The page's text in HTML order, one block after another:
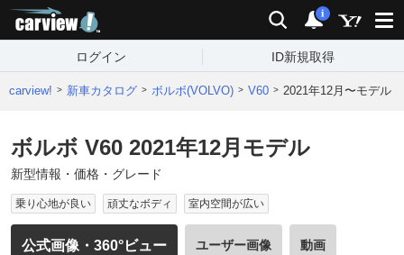
検索 通知
i
ログイン ID新規取得
carview! 新車カタログ ボルボ(VOLVO) V60 2021年12月〜モデル
ボルボ V60 2021年12月モデル
新型情報・価格・グレード
乗り心地が良い 頑丈なボディ 室内空間が広い
公式画像・360°ビュー ユーザー画像 動画